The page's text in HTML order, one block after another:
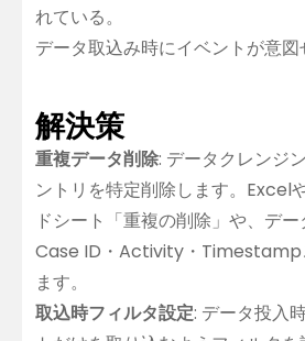
れている。
データ取込み時にイベントが意図
解決策
重複データ削除: データクレンジ
ントリを特定削除します。Excel
ドシート「重複の削除」や、デ
Case ID・Activity・Timestamp
ます。
取込時フィルタ設定: データ投入